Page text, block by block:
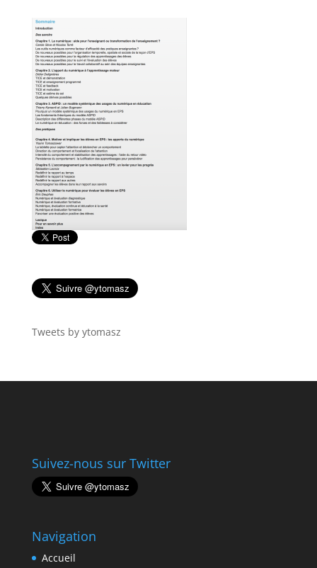
Tweets by ytomasz
Suivez-nous sur Twitter
Navigation
Accueil